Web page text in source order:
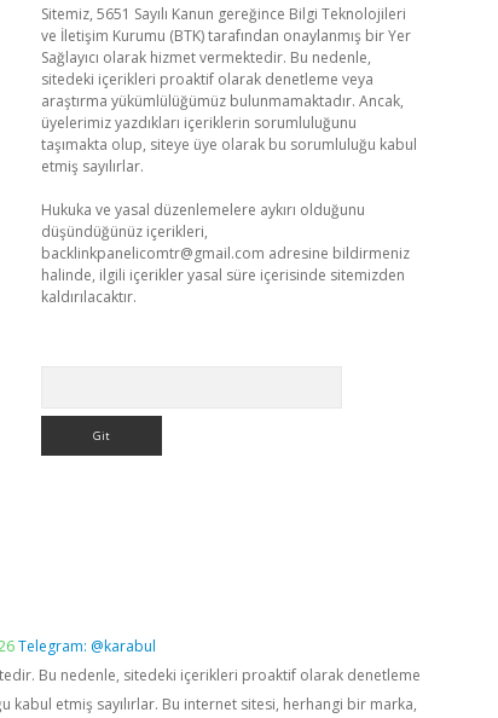
Sitemiz, 5651 Sayılı Kanun gereğince Bilgi Teknolojileri
ve İletişim Kurumu (BTK) tarafından onaylanmış bir Yer
Sağlayıcı olarak hizmet vermektedir. Bu nedenle,
sitedeki içerikleri proaktif olarak denetleme veya
araştırma yükümlülüğümüz bulunmamaktadır. Ancak,
üyelerimiz yazdıkları içeriklerin sorumluluğunu
taşımakta olup, siteye üye olarak bu sorumluluğu kabul
etmiş sayılırlar.
Hukuka ve yasal düzenlemelere aykırı olduğunu
düşündüğünüz içerikleri,
backlinkpanelicomtr@gmail.com adresine bildirmeniz
halinde, ilgili içerikler yasal süre içerisinde sitemizden
kaldırılacaktır.
Telegram: @karabul
Bu nedenle, sitedeki içerikleri proaktif olarak denetleme
etmiş sayılırlar. Bu internet sitesi, herhangi bir marka,